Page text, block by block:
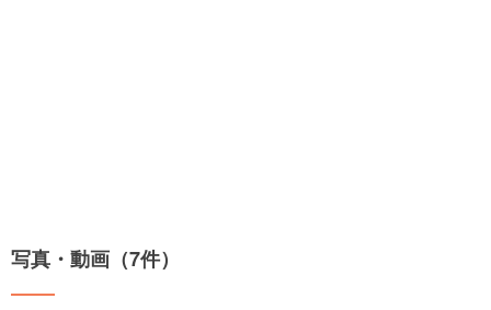
写真・動画（7件）